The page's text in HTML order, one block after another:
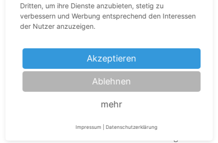
Der Grundbedarf an öffentlich
bestellten und beeidigten
Übersetzern und Fachdolmetschern
bleibt
Weiterhin wurden Menschen eingebürgert, für die wir
Einbürgerungszusicherungen übersetzt haben. Andere
Eheschließung zahlreiche Dokumente aus Ihrer Heimat
Dritten, um ihre Dienste anzubieten, stetig zu
verbessern und Werbung entsprechend den Interessen
der Nutzer anzuzeigen.
Akzeptieren
Ablehnen
mehr
Impressum Datenschutzerklärung